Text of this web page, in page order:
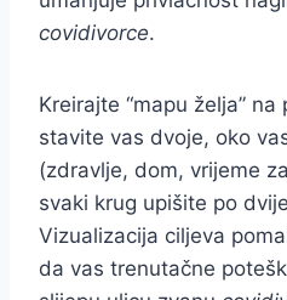
covidivorce.
Kreirajte “mapu želja”
stavite vas dvoje, oko
(zdravlje, dom, vrijeme
svaki krug upišite po
Vizualizacija ciljeva
da vas trenutačne